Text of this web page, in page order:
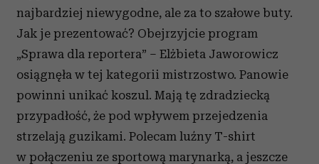
najbardziej niewygodne, ale za to szałowe buty.
Jak je prezentować? Obejrzyjcie program
„Sprawa dla reportera” – Elżbieta Jaworowicz
osiągnęła w tej kategorii mistrzostwo. Panowie
powinni unikać koszul. Mają tę zdradziecką
przypadłość, że pod wpływem przejedzenia
strzelają guzikami. Polecam luźny T-shirt
w połączeniu ze sportową marynarką, a jeszcze